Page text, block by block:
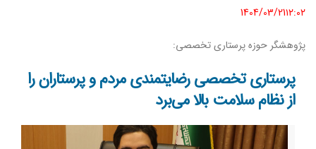
1404/03/21١٢:٠٢
پژوهشگر حوزه پرستاری تخصصی:
پرستاری تخصصی رضایتمندی مردم و پرستاران را
از نظام سلامت بالا می‌برد